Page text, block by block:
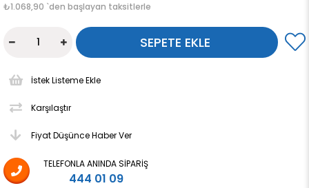
₺1.068,90 `den başlayan taksitlerle
İstek Listeme Ekle
Karşılaştır
Fiyat Düşünce Haber Ver
TELEFONLA ANINDA SIPARIŞ
444 01 09